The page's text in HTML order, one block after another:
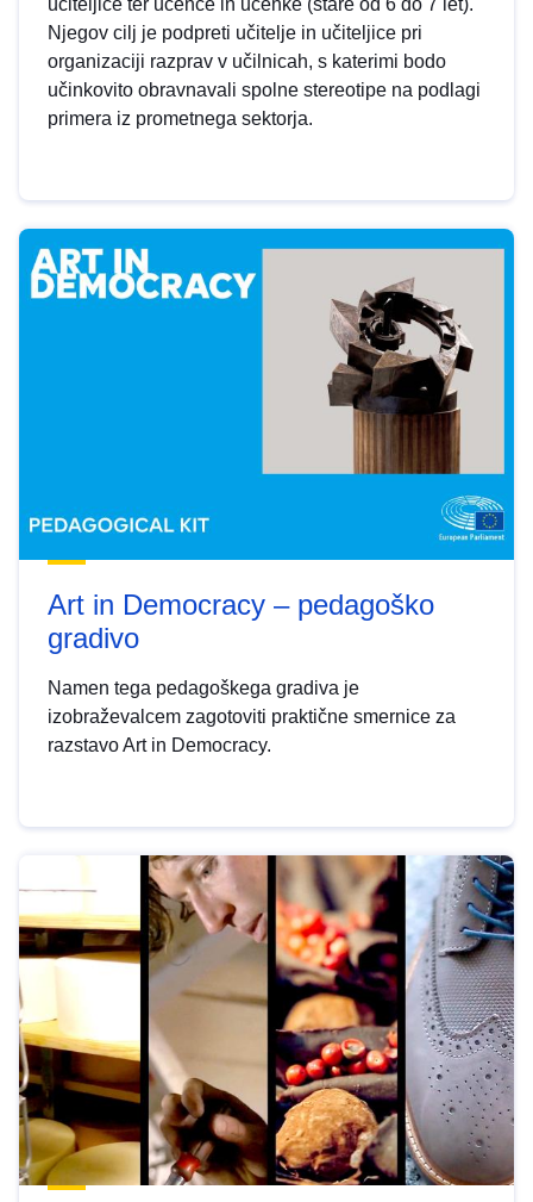
učiteljice ter učence in učenke (stare od 6 do 7 let).
Njegov cilj je podpreti učitelje in učiteljice pri
organizaciji razprav v učilnicah, s katerimi bodo
učinkovito obravnavali spolne stereotipe na podlagi
primera iz prometnega sektorja.
Art in Democracy – pedagoško
gradivo
Namen tega pedagoškega gradiva je
izobraževalcem zagotoviti praktične smernice za
razstavo Art in Democracy.